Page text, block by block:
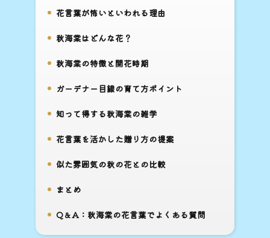
2.花言葉が怖いといわれる理由
3.
秋海棠はどんな花？
4.秋海棠の特徴と開花時期
5.ガーデナー目線の育て方ポイント
6.
知って得する秋海棠の雑学
7.花言葉を活かした贈り方の提案
8.
似た雰囲気の秋の花との比較
9.まとめ
10.
Q＆A：秋海棠の花言葉でよくある質問